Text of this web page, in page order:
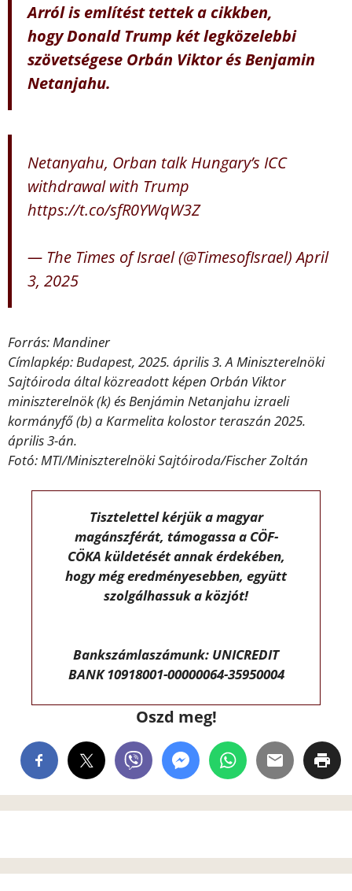
Arról is említést tettek a cikkben,
hogyDonald Trump két legközelebbi
szövetségese Orbán Viktor és Benjamin
Netanjahu.
Netanyahu, Orban talk Hungary’s ICC
withdrawal with Trump
https://t.co/sfR0YWqW3Z
— The Times of Israel (@TimesofIsrael)April
3, 2025
Forrás: Mandiner
Címlapkép: Budapest, 2025. április 3. A Miniszterelnöki
Sajtóiroda által közreadott képen Orbán Viktor
miniszterelnök (k) és Benjámin Netanjahu izraeli
kormányfő (b) a Karmelita kolostor teraszán 2025.
április 3-án.
Fotó: MTI/Miniszterelnöki Sajtóiroda/Fischer Zoltán
Tisztelettel kérjük a magyar
magánszférát, támogassa a CÖF-
CÖKA küldetését annak érdekében,
hogy még eredményesebben, együtt
szolgálhassuk a közjót!
Bankszámlaszámunk: UNICREDIT
BANK 10918001-00000064-35950004
Oszd meg!